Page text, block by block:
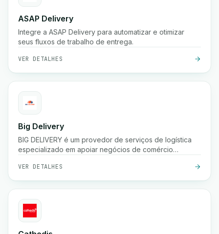
ASAP Delivery
Integre a ASAP Delivery para automatizar e otimizar
seus fluxos de trabalho de entrega.
VER DETALHES
Big Delivery
BIG DELIVERY é um provedor de serviços de logística
especializado em apoiar negócios de comércio
VER DETALHES